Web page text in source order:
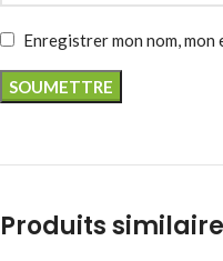
Enregistrer mon nom,
Produits